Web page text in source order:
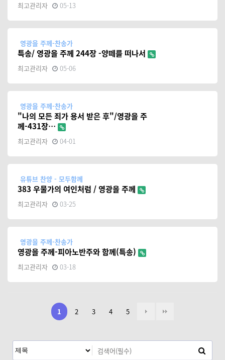
최고관리자 05-13
영광을 주께-찬송가
특송/ 영광을 주께 244장 -양떼를 떠나서
최고관리자 05-06
영광을 주께-찬송가
"나의 모든 죄가 용서 받은 후"/영광을 주
께-431장…
최고관리자 04-01
유튜브 찬양 - 모두함께
383 우물가의 여인처럼 / 영광을 주께
최고관리자 03-25
영광을 주께-찬송가
영광을 주께-피아노반주와 함께(특송)
최고관리자 03-18
1 2 3 4 5